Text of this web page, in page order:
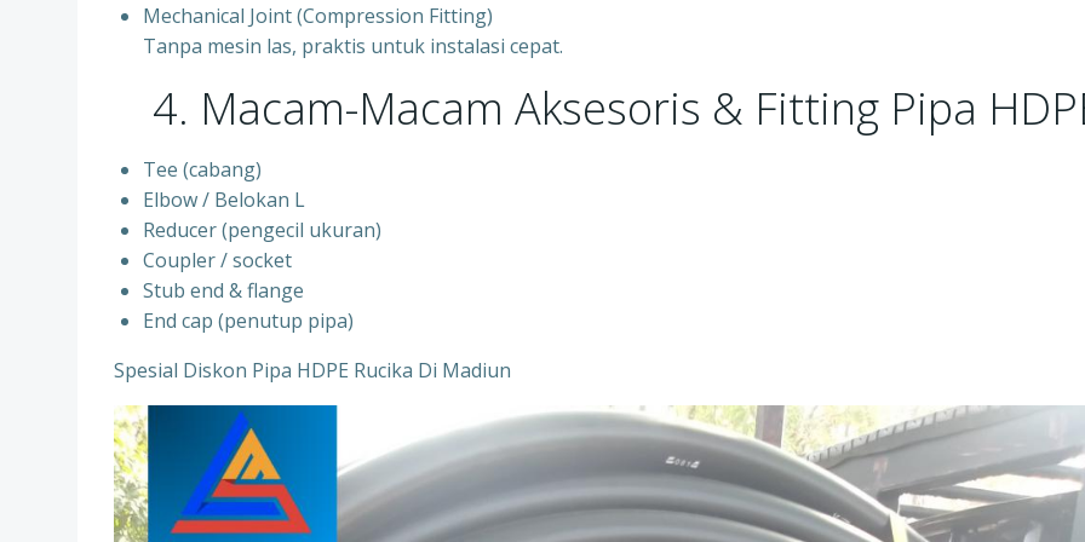
Mechanical Joint (Compression Fitting)
Tanpa mesin las, praktis untuk instalasi cepat.
4. Macam-Macam Aksesoris & Fitting Pipa
Tee (cabang)
Elbow / Belokan L
Reducer (pengecil ukuran)
Coupler / socket
Stub end & flange
End cap (penutup pipa)
Spesial Diskon Pipa HDPE Rucika Di Madiun